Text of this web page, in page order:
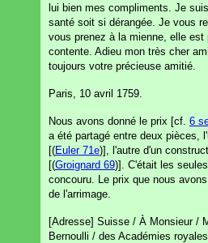
lui bien mes compliments. Je
santé soit si dérangée. Je vous
vous prenez à la mienne, elle est
contente. Adieu mon très cher
toujours votre précieuse amitié.
Paris, 10 avril 1759.
Nous avons donné le prix [cf. 6
a été partagé entre deux pièces,
[(Euler 71e)], l'autre d'un
[(Groignard 69)]. C'était les
concouru. Le prix que nous
de l'arrimage.
[Adresse] Suisse / À Monsieur /
Bernoulli / des Académies